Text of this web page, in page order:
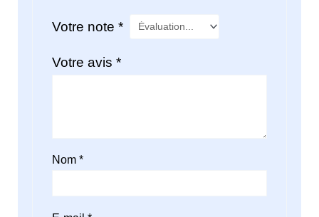
Votre note *
Votre avis *
Nom *